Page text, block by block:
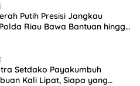
Putih Presisi Jangkau
Riau Bawa Bantuan hingga
Setdako Payakumbuh
Kali Lipat, Siapa yang